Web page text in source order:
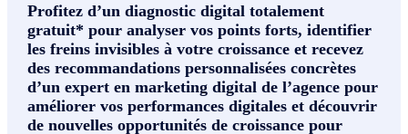
Profitez d’un diagnostic digital totalement
gratuit* pour analyser vos points forts, identifier
les freins invisibles à votre croissance et recevez
des recommandations personnalisées concrètes
d’un expert en marketing digital de l’agence pour
améliorer vos performances digitales et découvrir
de nouvelles opportunités de croissance pour